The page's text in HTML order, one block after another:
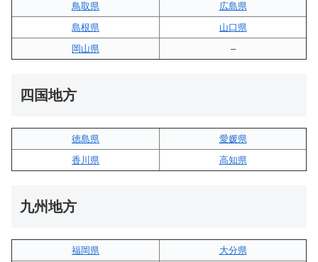
鳥取県
広島県
島根県
山口県
岡山県
–
四国地方
徳島県
愛媛県
香川県
高知県
九州地方
福岡県
大分県